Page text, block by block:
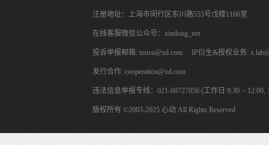
注册地址：上海市闵行区东川路555号戊楼1166室
在线客服微信公众号：xindong_net
投诉举报邮箱: tousu@xd.com IP衍生&授权业务:
发行合作: cooperation@xd.com
违法信息举报专线：021-60727056 (工作日 9:30 ~ 12:00,
版权所有 ©2003-2025 心动 All Rights Reserved